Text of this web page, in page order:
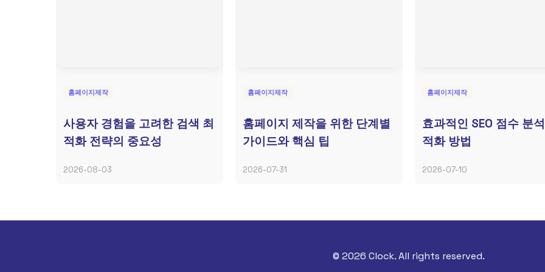
홈페이지제작
사용자 경험을 고려한 검색 최
적화 전략의 중요성
2026-08-03
홈페이지제작
홈페이지 제작을 위한 단계별
가이드와 핵심 팁
2026-07-31
홈페이지제작
효과적인 SEO 점수 분
적화 방법
2026-07-10
© 2026 Clock. All rights reserved.